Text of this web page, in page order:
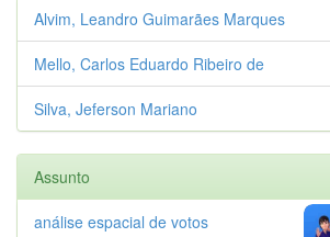
Alvim, Leandro Guimarães Marques
Mello, Carlos Eduardo Ribeiro de
Silva, Jeferson Mariano
Assunto
análise espacial de votos